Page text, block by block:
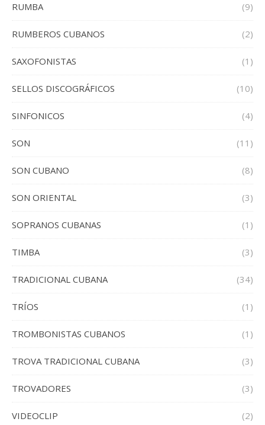
RUMBA (9)
RUMBEROS CUBANOS (2)
SAXOFONISTAS (1)
SELLOS DISCOGRÁFICOS (10)
SINFONICOS (4)
SON (11)
SON CUBANO (8)
SON ORIENTAL (3)
SOPRANOS CUBANAS (1)
TIMBA (3)
TRADICIONAL CUBANA (34)
TRÍOS (1)
TROMBONISTAS CUBANOS (1)
TROVA TRADICIONAL CUBANA (3)
TROVADORES (3)
VIDEOCLIP (2)